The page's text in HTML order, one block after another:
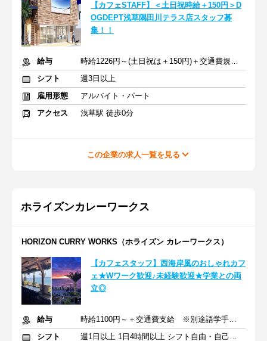
【カフェSTAFF】＜土日祝時給＋150円＞D
OGDEPT浅草隅田川テラス店スタッフ募
集！！
給与
時給1226円～(土日祝は＋150円)＋交通費規定支給（上限あり）
シフト
週3日以上
雇用形態
アルバイト・パート
アクセス
浅草駅 徒歩0分
この企業の求人一覧を見る
ホライズンカレーワークス
HORIZON CURRY WORKS（ホライズン カレーワークス）
【カフェスタッフ】西海岸風のおしゃれカフ
ェ★Wワーク歓迎♪未経験歓迎★学業との両
立◎
給与
時給1100円～＋交通費支給 ※別途語学手当あり
シフト
週1日以上 1日4時間以上 シフト自由・自己申告